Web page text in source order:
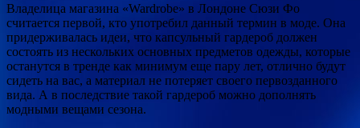
Владелица магазина «Wardrobe» в Лондоне Сюзи Фо
считается первой, кто употребил данный термин в моде. Она
придерживалась идеи, что капсульный гардероб должен
состоять из нескольких основных предметов одежды, которые
останутся в тренде как минимум еще пару лет, отлично будут
сидеть на вас, а материал не потеряет своего первозданного
вида. А в последствие такой гардероб можно дополнять
модными вещами сезона.